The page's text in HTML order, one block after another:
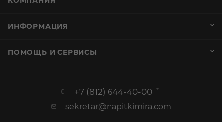
ИНФОРМАЦИЯ
ПОМОЩЬ И СЕРВИСЫ
+7 (812) 644-40-00
sekretar@napitkimira.com